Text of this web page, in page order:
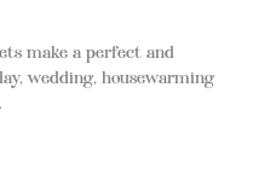
make a perfect and
wedding, housewarming